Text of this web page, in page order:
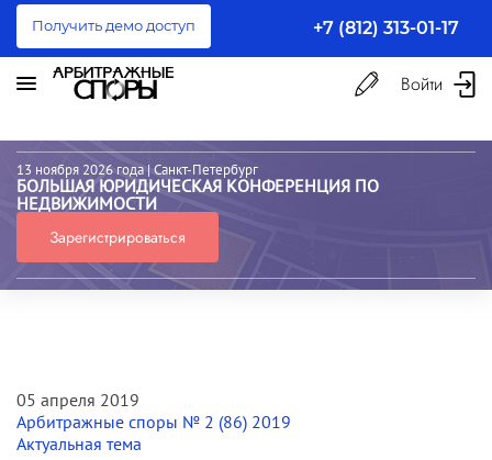
Получить демо доступ +7 (812) 313-01-17
Войти
13 ноября 2026 года | Санкт-Петербург
БОЛЬШАЯ ЮРИДИЧЕСКАЯ КОНФЕРЕНЦИЯ ПО
НЕДВИЖИМОСТИ
Зарегистрироваться
05 апреля 2019
Арбитражные споры № 2 (86) 2019
Актуальная тема